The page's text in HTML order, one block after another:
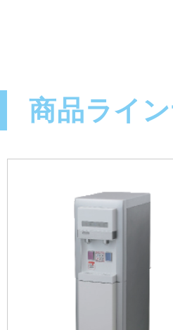
商品ライ